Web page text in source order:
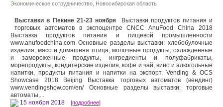
Экономическое сотрудничество Новосибирская область
Выставки в Пекине 21-23 ноября Выставки продуктов питания и
торговых автоматов в экспоцентре CNCC AnuFood China 2018
Выставка продуктов питания и пищевой промышленности
www.anufoodchina.com Основные разделы выставки: хлебобулочные
изделия, мясо и домашняя птица, молочные продукты, охлажденные
и замороженные продукты, ингредиенты и полуфабрикаты,
морепродукты, кондитерские изделия, кофе и чай, вино и алкогольные
напитки, продукты питания и напитки на экспорт. Vending & OCS
Showcase 2018 Beijing Выставка торговых автоматов (вендинг)
www.vendingshow.com/en/ Основные разделы выставки: торговые
автоматы,...
15 ноября 2018 [подробнее]